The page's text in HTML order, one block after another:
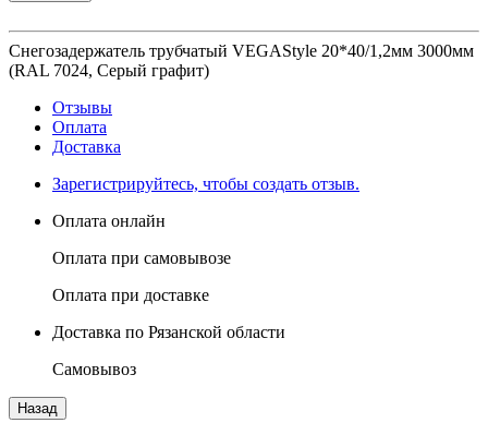
Снегозадержатель трубчатый VEGAStyle 20*40/1,2мм 3000мм
(RAL 7024, Серый графит)
Отзывы
Оплата
Доставка
Зарегистрируйтесь, чтобы создать отзыв.
Оплата онлайн
Оплата при самовывозе
Оплата при доставке
Доставка по Рязанской области
Самовывоз